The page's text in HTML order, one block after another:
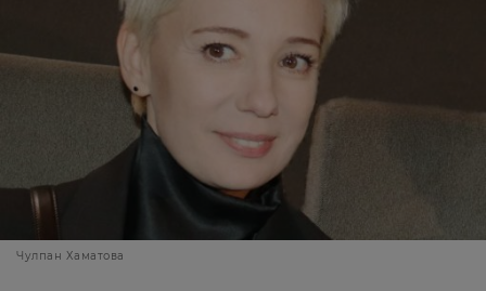
Чулпан Хаматова